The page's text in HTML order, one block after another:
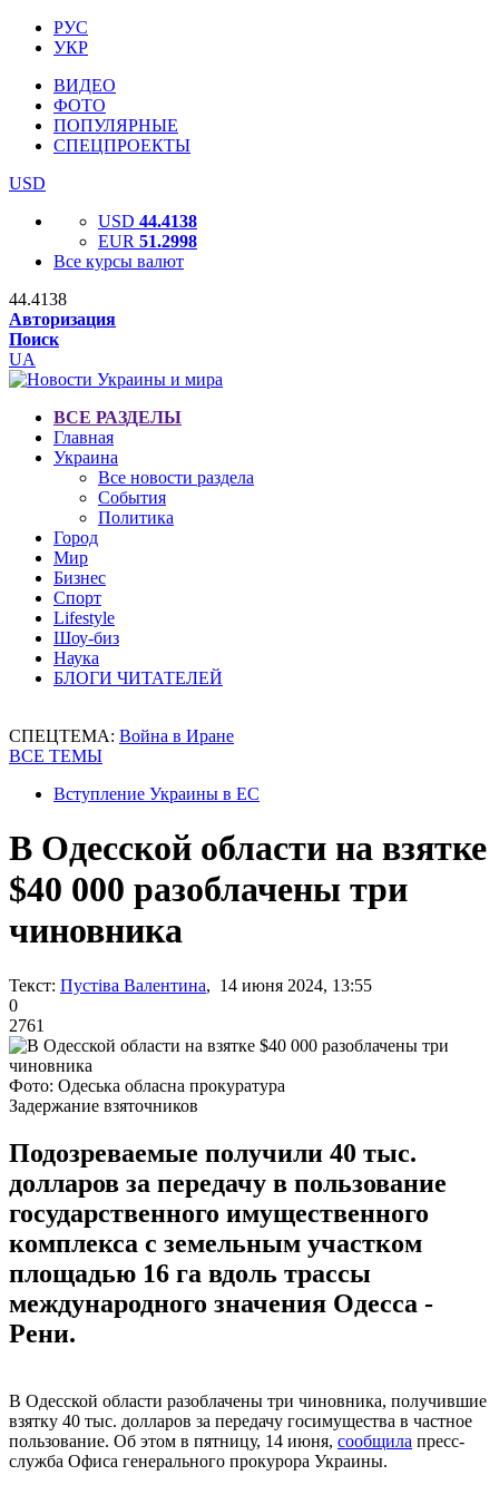
РУС
УКР
ВИДЕО
ФОТО
ПОПУЛЯРНЫЕ
СПЕЦПРОЕКТЫ
USD
USD 44.4138
EUR 51.2998
Все курсы валют
44.4138
Авторизация
Поиск
UA
ВСЕ РАЗДЕЛЫ
Главная
Украина
Все новости раздела
События
Политика
Город
Мир
Бизнес
Спорт
Lifestyle
Шоу-биз
Наука
БЛОГИ ЧИТАТЕЛЕЙ
СПЕЦТЕМА: Война в Иране
ВСЕ ТЕМЫ
Вступление Украины в ЕС
В Одесской области на взятке
$40 000 разоблачены три
чиновника
Текст: Пустіва Валентина, 14 июня 2024, 13:55
0
2761
Фото: Одеська обласна прокуратура
Задержание взяточников
Подозреваемые получили 40 тыс.
долларов за передачу в пользование
государственного имущественного
комплекса с земельным участком
площадью 16 га вдоль трассы
международного значения Одесса -
Рени.
В Одесской области разоблачены три чиновника, получившие
взятку 40 тыс. долларов за передачу госимущества в частное
пользование. Об этом в пятницу, 14 июня, сообщила пресс-
служба Офиса генерального прокурора Украины.